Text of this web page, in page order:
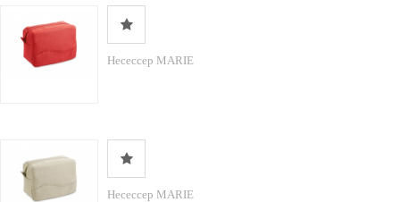
Несессер MARIE
Несессер MARIE